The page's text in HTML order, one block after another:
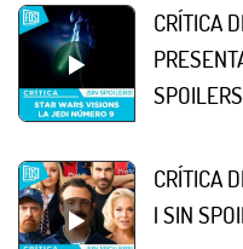
CRÍTICA
CRÍTICA
| SIN